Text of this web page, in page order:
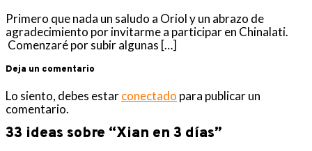
Primero que nada un saludo a Oriol y un abrazo de
agradecimiento por invitarme a participar en Chinalati.
Comenzaré por subir algunas […]
Deja un comentario
Lo siento, debes estarconectado para publicar un
comentario.
33 ideas sobre “Xian en 3 días”